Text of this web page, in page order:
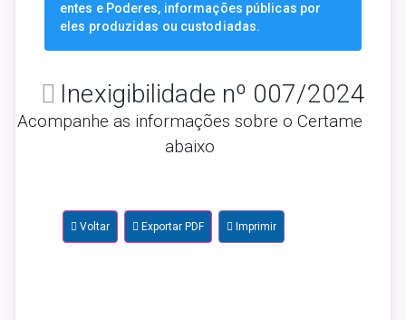
entes e Poderes, informações públicas por
eles produzidas ou custodiadas.
Inexigibilidade nº 007/2024
Acompanhe as informações sobre o Certame
abaixo
Voltar Exportar PDF Imprimir